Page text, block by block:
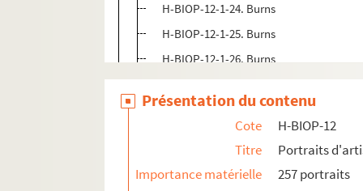
H-BIOP-12-1-24. Burns
H-BIOP-12-1-25. Burns
H-BIOP-12-1-26. Burns
H-BIOP-12-1-27. Burns
H-BIOP-12-1-28. Burns
H-BIOP-12-1-29. Burns
H-BIOP-12-1-30. Burns
H-BIOP-12-1-31. Burns
Présentation du contenu
Cote
H-BIOP-12
Titre
Portraits
Importance matérielle
257 portraits